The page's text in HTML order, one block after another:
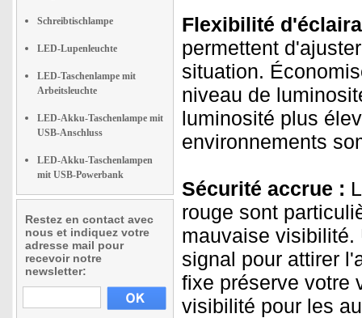
Schreibtischlampe
LED-Lupenleuchte
LED-Taschenlampe mit
Arbeitsleuchte
LED-Akku-Taschenlampe mit
USB-Anschluss
LED-Akku-Taschenlampen
mit USB-Powerbank
Restez en contact avec
nous et indiquez votre
adresse mail pour
recevoir notre
newsletter:
Flexibilité
permettent
situation.
niveau de
luminosité plus
environnements
Sécurité accrue :
rouge sont
mauvaise visibilité.
signal pour attirer
fixe préserve votre
visibilité pour les